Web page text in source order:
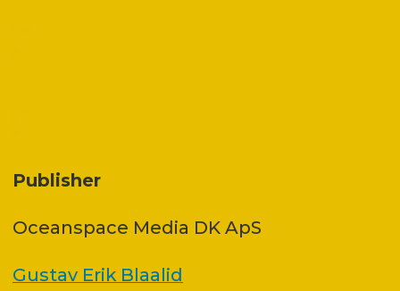
Publisher
Oceanspace Media DK ApS
Gustav Erik Blaalid